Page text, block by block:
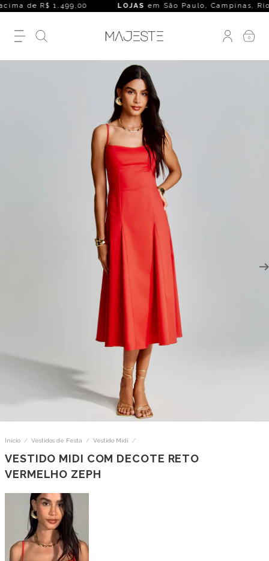
de R$ 1.499,00 LOJASem São Paulo, Campinas, Rio
0
Início / Vestidos de Festa / Vestido Midi /
VESTIDO MIDI COM DECOTE RETO
VERMELHO ZEPH